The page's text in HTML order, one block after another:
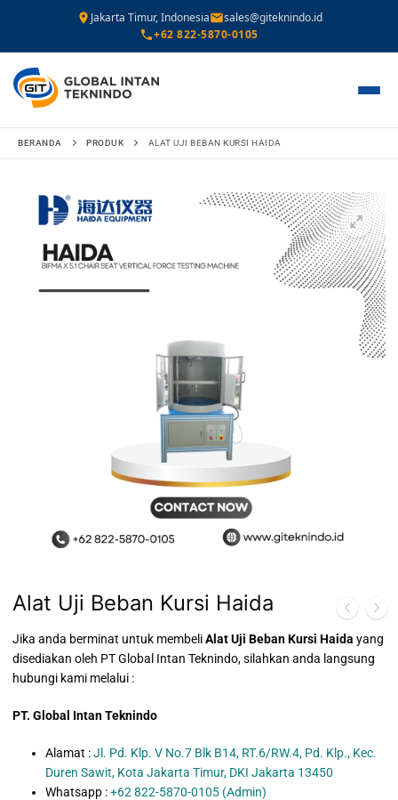
Jakarta Timur, Indonesia
sales@giteknindo.id
+62 822-5870-0105
Lompat
BERANDA PRODUK ALAT UJI BEBAN KURSI HAIDA
🔍
Alat Uji Beban Kursi Haida
Jika anda berminat untuk membeliAlat Uji Beban Kursi Haida yang
disediakan oleh PT Global Intan Teknindo, silahkan anda langsung
hubungi kami melalui :
PT. Global Intan Teknindo
Alamat :Jl. Pd. Klp. V No.7 Blk B14, RT.6/RW.4, Pd. Klp., Kec.
Duren Sawit, Kota Jakarta Timur, DKI Jakarta 13450
Whatsapp :+62 822-5870-0105 (Admin)